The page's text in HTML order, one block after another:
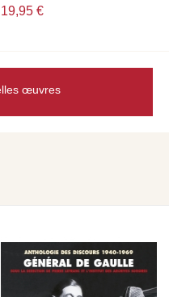
19,95 €
œuvres